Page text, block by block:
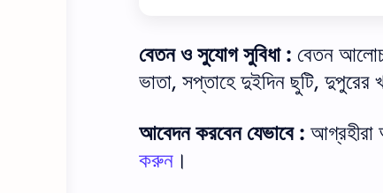
বেতন ও সুযোগ সুবিধা : বেতন
ভাতা, সপ্তাহে দুইদিন ছুটি, দুপুরের
আবেদন করবেন যেভাবে :
করুন ।